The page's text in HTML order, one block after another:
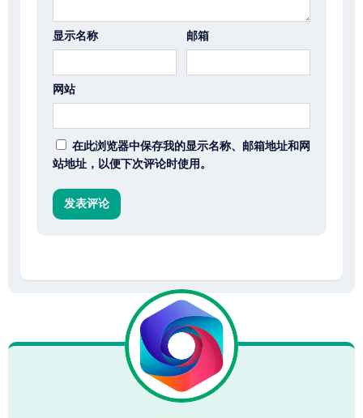
显示名称 邮箱
网站
在此浏览器中保存我的显示名称、邮箱地址和网
站地址，以便下次评论时使用。